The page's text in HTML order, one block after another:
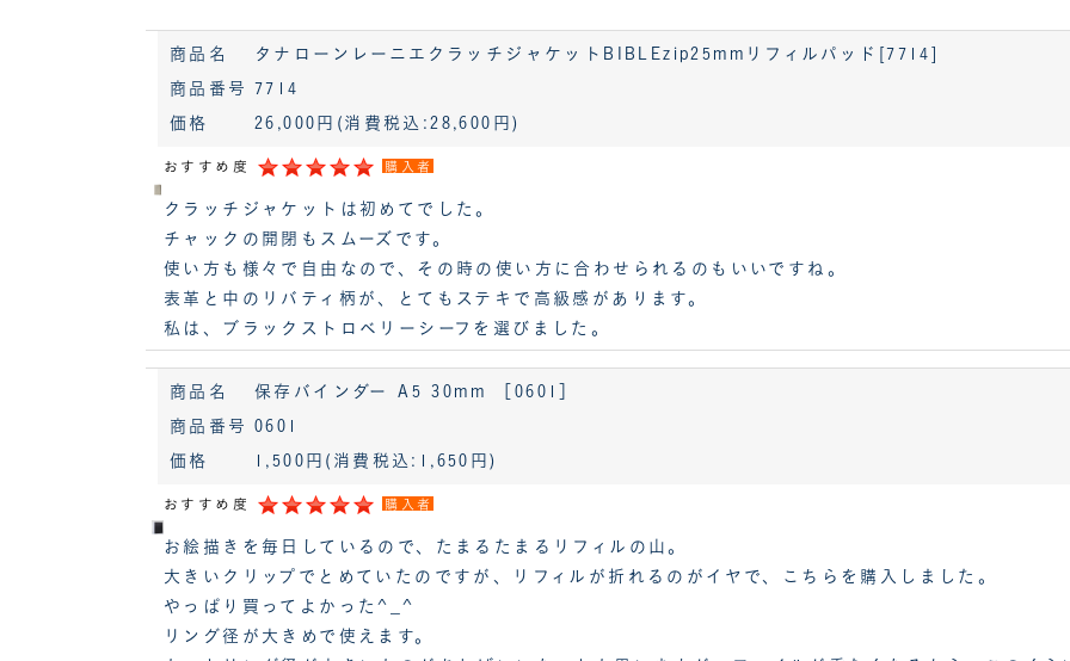
商品名 タナローンレーニエクラッチジャケットBIBLEzip25mmリフィルパッド[7714]
商品番号 7714
価格 26,000円 (消費税込:28,600円)
おすすめ度 購入者
クラッチジャケットは初めてでした。
チャックの開閉もスムーズです。
使い方も様々で自由なので、その時の使い方に合わせられるのもいいですね。
表革と中のリバティ柄が、とてもステキで高級感があります。
私は、ブラックストロベリーシーフを選びました。
商品名 保存バインダー A5 30mm ［0601］
商品番号 0601
価格 1,500円 (消費税込:1,650円)
おすすめ度 購入者
お絵描きを毎日しているので、たまるたまるリフィルの山。
大きいクリップでとめていたのですが、リフィルが折れるのがイヤで、こちらを購入しました。
やっぱり買ってよかった^_^
リング径が大きめで使えます。